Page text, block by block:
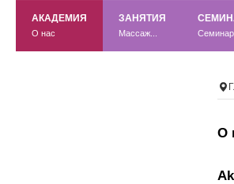
АКАДЕМИЯ
О нас
ЗАНЯТИЯ
Массаж...
О